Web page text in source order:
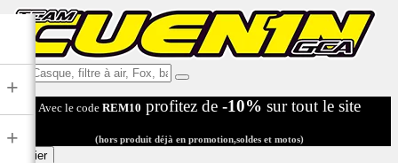
Ex:
Casque,
filtre
air,
Fox,
Avec le code REM10 profitez de -10% sur tout le site
(hors produit déjà en promotion,soldes et motos)
Panier
+
+